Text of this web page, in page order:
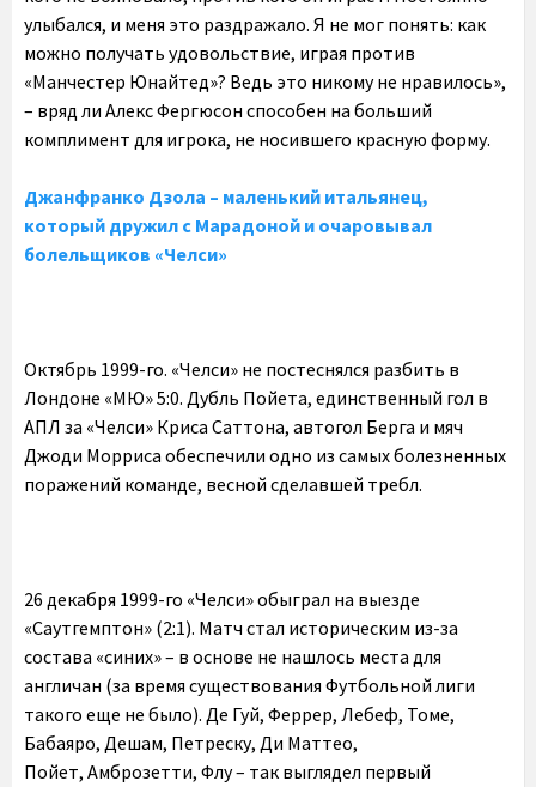
улыбался, и меня это раздражало. Я не мог понять: как
можно получать удовольствие, играя против
«Манчестер Юнайтед»? Ведь это никому не нравилось»,
– вряд ли Алекс Фергюсон способен на больший
комплимент для игрока, не носившего красную форму.
Джанфранко Дзола – маленький итальянец,
который дружил с Марадоной и очаровывал
болельщиков «Челси»
Октябрь 1999-го. «Челси» не постеснялся разбить в
Лондоне «МЮ» 5:0. Дубль Пойета, единственный гол в
АПЛ за «Челси» Криса Саттона, автогол Берга и мяч
Джоди Морриса обеспечили одно из самых болезненных
поражений команде, весной сделавшей требл.
26 декабря 1999-го «Челси» обыграл на выезде
«Саутгемптон» (2:1). Матч стал историческим из-за
состава «синих» – в основе не нашлось места для
англичан (за время существования Футбольной лиги
такого еще не было). Де Гуй, Феррер, Лебеф, Томе,
Бабаяро, Дешам, Петреску, Ди Маттео,
Пойет, Амброзетти, Флу – так выглядел первый